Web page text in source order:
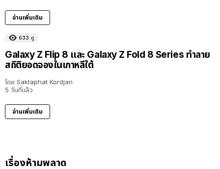
อ่านเพิ่มเติม
633 ดู
Galaxy Z Flip 8 และ Galaxy Z Fold 8 Series ทำลาย
สถิติยอดจองในเกาหลีใต้
โดย Saktaphat Kordjan
5 วันที่แล้ว
อ่านเพิ่มเติม
เรื่องห้ามพลาด